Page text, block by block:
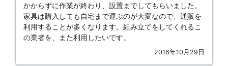
かからずに作業が終わり、設置までしてもらいました。
家具は購入しても自宅まで運ぶのが大変なので、通販を
利用することが多くなります。組み立てをしてくれるこ
の業者を、また利用したいです。
2016年10月29日